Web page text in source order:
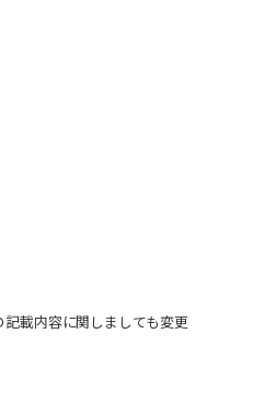
載内容に関しましても変更